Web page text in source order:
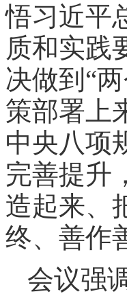
悟习近平
质和实践
决做到“
策部署上
中央八项
完善提升
造起来、
终、善作
会议强